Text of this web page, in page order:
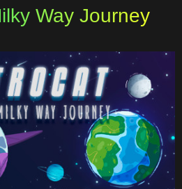
Way Journey